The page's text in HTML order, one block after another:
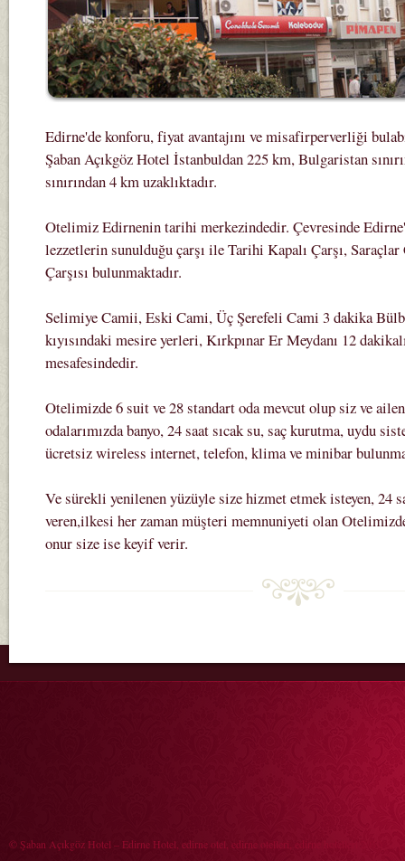
Edirne'de konforu, fiyat avantajını ve misafirperverliği
Şaban Açıkgöz Hotel İstanbuldan 225 km, Bulgaristan
sınırından 4 km uzaklıktadır.
Otelimiz Edirnenin tarihi merkezindedir. Çevresinde
lezzetlerin sunulduğu çarşı ile Tarihi Kapalı Çarşı, Saraçlar
Çarşısı bulunmaktadır.
Selimiye Camii, Eski Cami, Üç Şerefeli Cami 3 dakika
kıyısındaki mesire yerleri, Kırkpınar Er Meydanı 12
mesafesindedir.
Otelimizde 6 suit ve 28 standart oda mevcut olup siz ve
odalarımızda banyo, 24 saat sıcak su, saç kurutma, uydu
ücretsiz wireless internet, telefon, klima ve minibar
Ve sürekli yenilenen yüzüyle size hizmet etmek isteyen, 24
veren,ilkesi her zaman müşteri memnuniyeti olan
onur size ise keyif verir.
© Şaban Açıkgöz Hotel – Edirne Hotel, edirne otel, edirne otelleri, edirne hotelleri 2010